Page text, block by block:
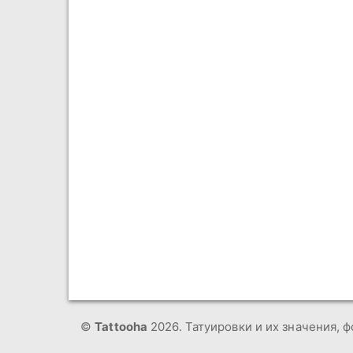
©Tattooha 2026. Татуировки и их значения,